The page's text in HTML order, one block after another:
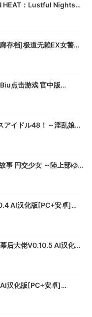
it.
64bit
or AMD A10-7850K
980 VRAM 4GB or
4GB
and game pad
and PC graphics
used, this title can
to 4K. However,
resolutions are not
There is a possibility
correctly with it.
HEAT：Lustful Nights
存档]极道无赖EX女警鮎
点击游戏 官中版
イドル48！～淫乱娘ア
事 円交少女 ～陸上部ゆっ
AI汉化版[PC+安卓]
后大佬V0.10.5 AI汉化版
汉化版[PC+安卓]